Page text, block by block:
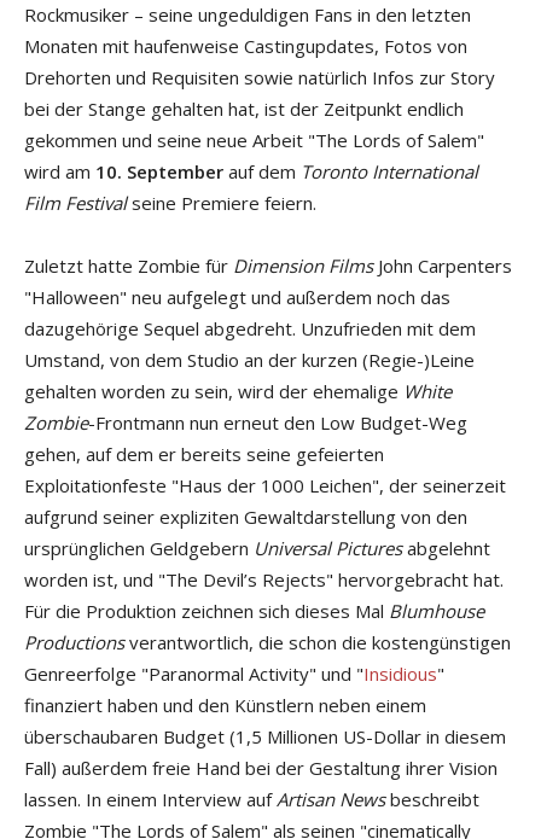
Rockmusiker – seine ungeduldigen Fans in den letzten
Monaten mit haufenweise Castingupdates, Fotos von
Drehorten und Requisiten sowie natürlich Infos zur Story
bei der Stange gehalten hat, ist der Zeitpunkt endlich
gekommen und seine neue Arbeit "The Lords of Salem"
wird am 10. September auf dem Toronto International
Film Festivalseine Premiere feiern.
Zuletzt hatte Zombie für Dimension FilmsJohn Carpenters
"Halloween" neu aufgelegt und außerdem noch das
dazugehörige Sequel abgedreht. Unzufrieden mit dem
Umstand, von dem Studio an der kurzen (Regie-)Leine
gehalten worden zu sein, wird der ehemalige White
Zombie-Frontmann nun erneut den Low Budget-Weg
gehen, auf dem er bereits seine gefeierten
Exploitationfeste "Haus der 1000 Leichen", der seinerzeit
aufgrund seiner expliziten Gewaltdarstellung von den
ursprünglichen Geldgebern Universal Picturesabgelehnt
worden ist, und "The Devil’s Rejects" hervorgebracht hat.
Für die Produktion zeichnen sich dieses Mal Blumhouse
Productionsverantwortlich, die schon die kostengünstigen
Genreerfolge "Paranormal Activity" und "Insidious"
finanziert haben und den Künstlern neben einem
überschaubaren Budget (1,5 Millionen US-Dollar in diesem
Fall) außerdem freie Hand bei der Gestaltung ihrer Vision
lassen. In einem Interview auf Artisan Newsbeschreibt
Zombie "The Lords of Salem" als seinen "cinematically